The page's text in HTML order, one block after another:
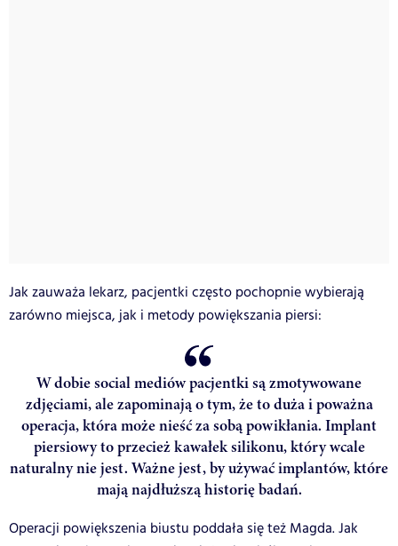
Jak zauważa lekarz, pacjentki często pochopnie wybierają
zarówno miejsca, jak i metody powiększania piersi:
W dobie social mediów pacjentki są zmotywowane
zdjęciami, ale zapominają o tym, że to duża i poważna
operacja, która może nieść za sobą powikłania. Implant
piersiowy to przecież kawałek silikonu, który wcale
naturalny nie jest. Ważne jest, by używać implantów, które
mają najdłuższą historię badań.
Operacji powiększenia biustu poddała się też Magda. Jak